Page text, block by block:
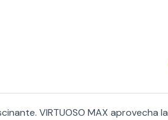
VIRTUOSO MAX aprovecha la